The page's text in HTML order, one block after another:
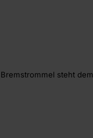
steht